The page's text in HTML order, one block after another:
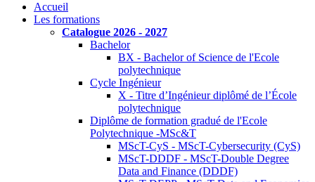
Accueil
Les formations
Catalogue 2026 - 2027
Bachelor
BX - Bachelor of Science de l'Ecole
polytechnique
Cycle Ingénieur
X - Titre d’Ingénieur diplômé de l’École
polytechnique
Diplôme de formation gradué de l'Ecole
Polytechnique -MSc&T
MScT-CyS - MScT-Cybersecurity (CyS)
MScT-DDDF - MScT-Double Degree
Data and Finance (DDDF)